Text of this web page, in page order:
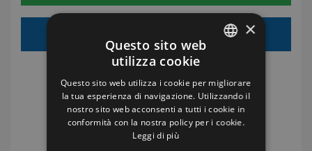
Costi di spedizione:€5.00
ENGLISH
GERMAN
×
Questo sito web
utilizza cookie
Questo sito web utilizza i cookie per migliorare
la tua esperienza di navigazione. Utilizzando il
nostro sito web acconsenti a tutti i cookie in
conformità con la nostra policy per i cookie.
Leggi di più